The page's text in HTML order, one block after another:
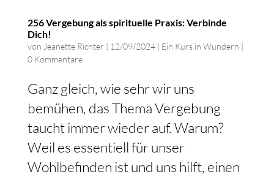
256 Vergebung als spirituelle Praxis: Verbinde
Dich!
von Jeanette Richter | 12/09/2024| Ein Kurs in Wundern |
0 Kommentare
Ganz gleich, wie sehr wir uns
bemühen, das Thema Vergebung
taucht immer wieder auf. Warum?
Weil es essentiell für unser
Wohlbefinden ist und uns hilft, einen